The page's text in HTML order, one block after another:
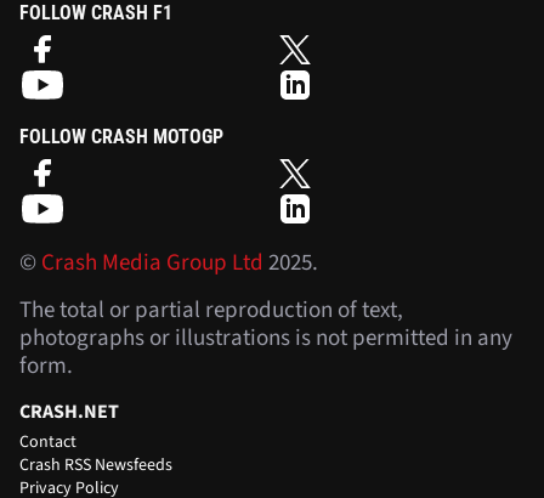
FOLLOW CRASH F1
FOLLOW CRASH MOTOGP
©Crash Media Group Ltd 2025.
The total or partial reproduction of text,
photographs or illustrations is not permitted in any
form.
CRASH.NET
Contact
Crash RSS Newsfeeds
Privacy Policy